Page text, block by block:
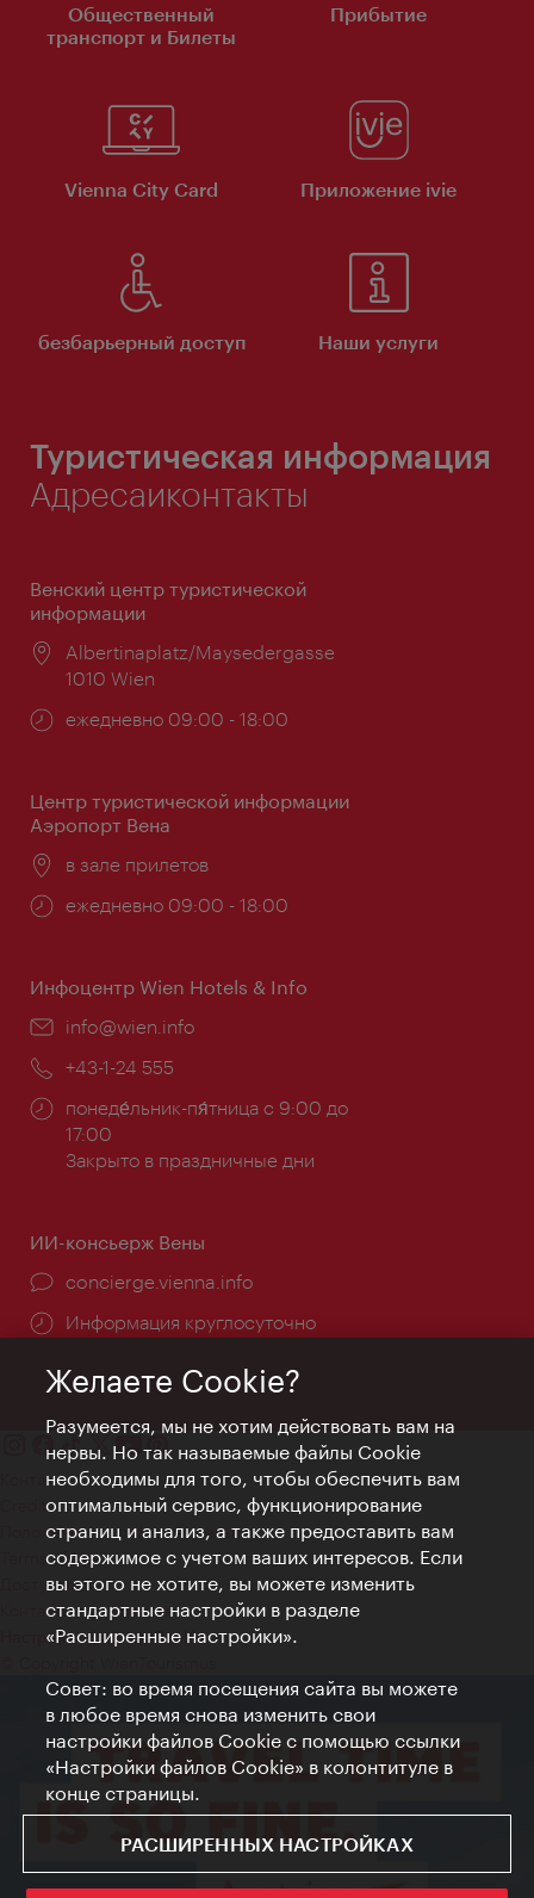
Общественный
транспорт и Билеты
Прибытие
Vienna City Card Приложение ivie
безбарьерный доступ Наши услуги
Туристическая информация
Адресаиконтакты
Венский центр туристической
информации
Расположение:
Albertinaplatz/Maysedergasse
1010 Wien
Часы
ежедневно 09:00 - 18:00
Центр туристической информации
Аэропорт Вена
Расположение:
в зале прилетов
Часы
ежедневно 09:00 - 18:00
Инфоцентр Wien Hotels & Info
Эл.
info@wien.info
Телефон:
+43-1-24 555
Часы
работы:
понеде́льник-пя́тница с 9:00 до
17:00
Закрыто в праздничные дни
ИИ-консьерж Вены
concierge.vienna.info
Информация круглосуточно
Контакт
Credits
Положение о конфиденциальности
Terms of Use
Доступность
Контакты для прессы
Настройки файлов Cookie
Желаете Cookie?
Разумеется, мы не хотим действовать вам на
нервы. Но так называемые файлы Cookie
необходимы для того, чтобы обеспечить вам
оптимальный сервис, функционирование
страниц и анализ, а также предоставить вам
содержимое с учетом ваших интересов. Если
вы этого не хотите, вы можете изменить
стандартные настройки в разделе
«Расширенные настройки».
Совет: во время посещения сайта вы можете
в любое время снова изменить свои
настройки файлов Cookie с помощью ссылки
«Настройки файлов Cookie» в колонтитуле в
конце страницы.
РАСШИРЕННЫХ НАСТРОЙКАХ